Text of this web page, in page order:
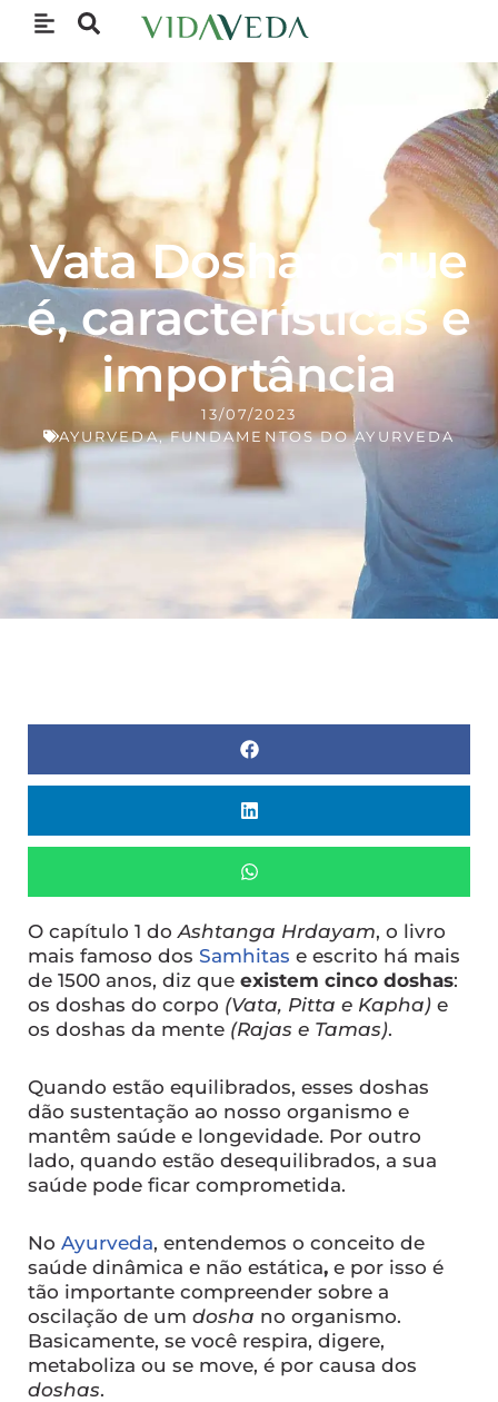
Vata Dosha: o que
é, características e
importância
13/07/2023
AYURVEDA,FUNDAMENTOS DO AYURVEDA
O capítulo 1 do Ashtanga Hrdayam, o livro
mais famoso dos Samhitas e escrito há mais
de 1500 anos, diz que existem cinco doshas:
os doshas do corpo (Vata, Pitta e Kapha) e
os doshas da mente (Rajas e Tamas).
Quando estão equilibrados, esses doshas
dão sustentação ao nosso organismo e
mantêm saúde e longevidade. Por outro
lado, quando estão desequilibrados, a sua
saúde pode ficar comprometida.
No Ayurveda, entendemos o conceito de
saúde dinâmica e não estática, e por isso é
tão importante compreender sobre a
oscilação de um dosha no organismo.
Basicamente, se você respira, digere,
metaboliza ou se move, é por causa dos
doshas.